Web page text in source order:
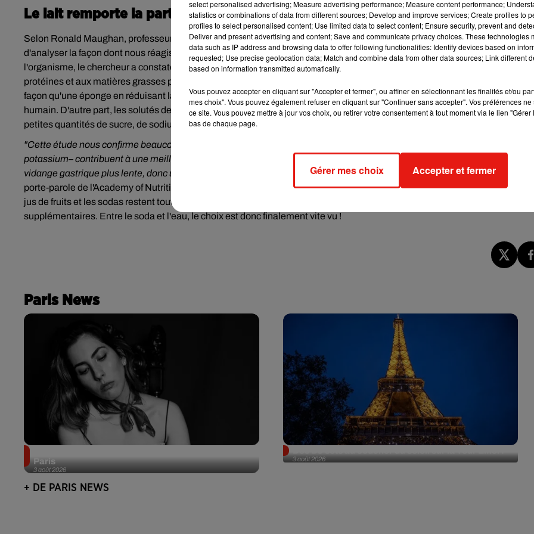
Le lait remporte la partie
Selon Ronald Maughan, professeur à l'école de médecine St Andrews et auteur de l'étude, il ne suffit pas de boire mais
d'analyser la façon dont nous réagissons aux liquides. Ainsi, en analysant la composition des liquides et leur rôle sur
l'organisme, le chercheur a constaté que le lait était beaucoup plus efficace que l'eau, notamment grâce au lactose, aux
protéines et aux matières grasses présents dans sa composition. Grâce au sodium qu'il contient, le lait agirait de la même
façon qu'une éponge en réduisant la production d'urine et en retenant ainsi le plus longtemps possible l'eau dans le corps
humain. D'autre part, les solutés de réhydratation orale favorisent également la rétention d'eau par l'organisme grâce à
petites quantités de sucre, de sodium et de potassium.
"Cette étude nous confirme beaucoup de choses que nous savions déjà: les électrolytes –tels que le sodium et le
potassium– contribuent à une meilleure hydratation, tandis que les calories contenues dans les boissons entraînent une
vidange gastrique plus lente, donc une miction plus lente",
explique Melissa Majumdar, diététicienne, coach personnelle et
porte-parole de l'Academy of Nutrition and Dietetics, selon les propos relayés parSlate. Néanmoins, celle-ci précise que l
jus de fruits et les sodas restent toutefois moins hydratants que l'eau et le lait car ils apportent des sucres et des calories
supplémentaires. Entre le soda et l'eau, le choix est donc finalement vite vu !
Paris News
3 août 2026
Paris
3 août 2026
+ DE PARIS NEWS
select personalised advertising; Measure advertising performance; Measure content performance;
statistics or combinations of data from different sources; Develop and improve services; Create profiles to
profiles to select personalised content; Use limited data to select content; Ensure security, prevent and
Deliver and present advertising and content; Save and communicate privacy choices. These technologies
data such as IP address and browsing data to offer following functionalities: Identify devices based on
requested; Use precise geolocation data; Match and combine data from other data sources; Link different
based on information transmitted automatically.
Vous pouvez accepter en cliquant sur "Accepter et fermer", ou affiner en sélectionnant les finalités et/ou
mes choix". Vous pouvez également refuser en cliquant sur "Continuer sans accepter". Vos préférences
ce site. Vous pouvez mettre à jour vos choix, ou retirer votre consentement à tout moment via le lien
bas de chaque page.
Gérer mes choix Accepter et fermer